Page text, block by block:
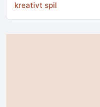
kreativt spil